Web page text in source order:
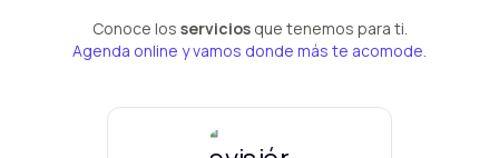
Conoce los servicios que tenemos para ti.
Agenda online y vamos donde más te acomode.